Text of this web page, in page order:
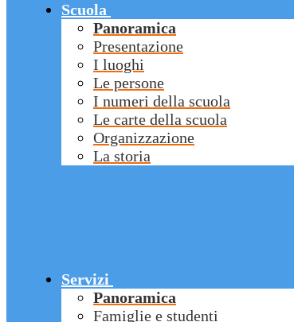
Scuola
Panoramica
Presentazione
I luoghi
Le persone
I numeri della scuola
Le carte della scuola
Organizzazione
La storia
Servizi
Panoramica
Famiglie e studenti